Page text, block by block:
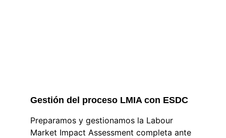
Gestión del proceso LMIA con ESDC
Preparamos y gestionamos la Labour
Market Impact Assessment completa ante